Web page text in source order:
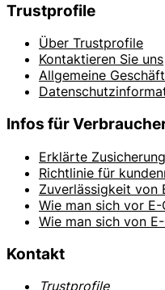
Trustprofile
Über Trustprofile
Kontaktieren Sie uns
Allgemeine
Infos für
Erklärte
Richtlinie für
Zuverlässigkeit von
Wie man sich vor
Wie man sich von
Kontakt
Trustprofile